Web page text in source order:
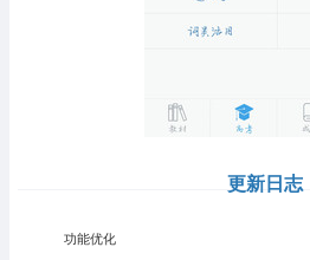
更新日志
功能优化